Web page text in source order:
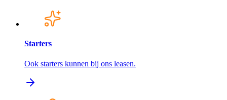
Starters
Ook starters kunnen bij ons leasen.